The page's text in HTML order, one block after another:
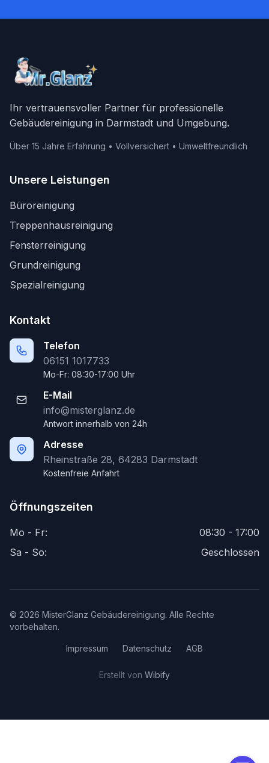
Ihr vertrauensvoller Partner für professionelle
Gebäudereinigung in Darmstadt und Umgebung.
Über 15 Jahre Erfahrung • Vollversichert • Umweltfreundlich
Unsere Leistungen
Büroreinigung
Treppenhausreinigung
Fensterreinigung
Grundreinigung
Spezialreinigung
Kontakt
Telefon
06151 1017733
Mo-Fr: 08:30-17:00 Uhr
E-Mail
info@misterglanz.de
Antwort innerhalb von 24h
Adresse
Rheinstraße 28, 64283 Darmstadt
Kostenfreie Anfahrt
Öffnungszeiten
Mo - Fr:
08:30 - 17:00
Sa - So:
Geschlossen
© 2026 MisterGlanz Gebäudereinigung. Alle Rechte
vorbehalten.
Impressum Datenschutz AGB
Erstellt von Wibify